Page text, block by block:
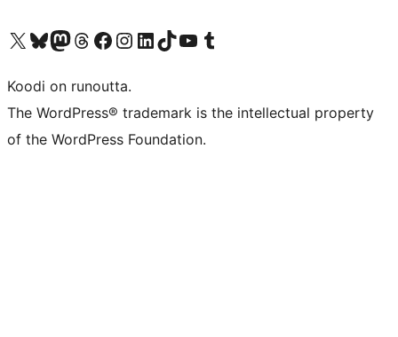
Visit our X (formerly Twitter) account
Visit our Bluesky account
Visit our Mastodon account
Visit our Threads account
Visit our Facebook page
Visit our Instagram account
Visit our LinkedIn account
Visit our TikTok account
Näytä YouTube-kanava
Visit our Tumblr account
Koodi on runoutta.
The WordPress® trademark is the intellectual property
of the WordPress Foundation.